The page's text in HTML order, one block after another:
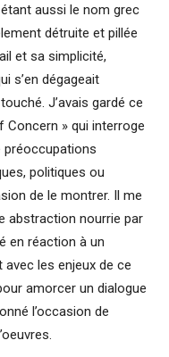
aussi le nom grec
détruite et pillée
et sa simplicité,
s’en dégageait
J’avais gardé ce
» qui interroge
préoccupations
politiques ou
de le montrer. Il me
abstraction nourrie par
en réaction à un
les enjeux de ce
amorcer un dialogue
l’occasion de